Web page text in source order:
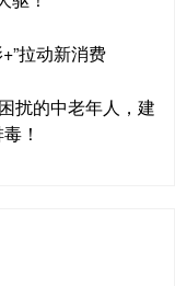
拉动新消费
扰的中老年人，建
！